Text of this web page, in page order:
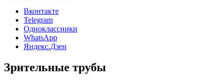
Вконтакте
Telegram
Одноклассники
WhatsApp
Яндекс.Дзен
Зрительные трубы